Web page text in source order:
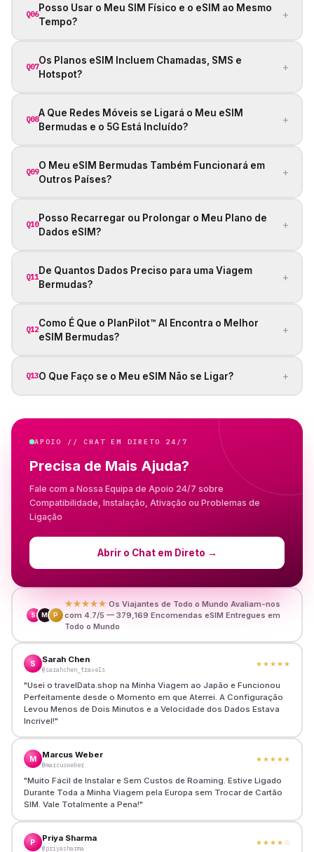
Q06
Posso Usar o Meu SIM Físico e o eSIM ao Mesmo
Tempo?
+
Q07
Os Planos eSIM Incluem Chamadas, SMS e
Hotspot?
+
Q08
A Que Redes Móveis se Ligará o Meu eSIM
Bermudas e o 5G Está Incluído?
+
Q09
O Meu eSIM Bermudas Também Funcionará em
Outros Países?
+
Q10
Posso Recarregar ou Prolongar o Meu Plano de
Dados eSIM?
+
Q11
De Quantos Dados Preciso para uma Viagem
Bermudas?
+
Q12
Como É Que o PlanPilot™ AI Encontra o Melhor
eSIM Bermudas?
+
Q13O Que Faço se o Meu eSIM Não se Ligar? +
APOIO // CHAT EM DIRETO 24/7
Precisa de Mais Ajuda?
Fale com a Nossa Equipa de Apoio 24/7 sobre
Compatibilidade, Instalação, Ativação ou Problemas de
Ligação
Abrir o Chat em Direto →
S M P
★★★★★ Os Viajantes de Todo o Mundo Avaliam-nos
com 4.7/5 — 379,169 Encomendas eSIM Entregues em
Todo o Mundo
S Sarah Chen
@sarahchen_travels
★★★★★
"Usei o travelData.shop na Minha Viagem ao Japão e Funcionou
Perfeitamente desde o Momento em que Aterrei. A Configuração
Levou Menos de Dois Minutos e a Velocidade dos Dados Estava
Incrível!"
M Marcus Weber
@marcusweber
★★★★★
"Muito Fácil de Instalar e Sem Custos de Roaming. Estive Ligado
Durante Toda a Minha Viagem pela Europa sem Trocar de Cartão
SIM. Vale Totalmente a Pena!"
P Priya Sharma
@priyasharma
★★★★ ☆